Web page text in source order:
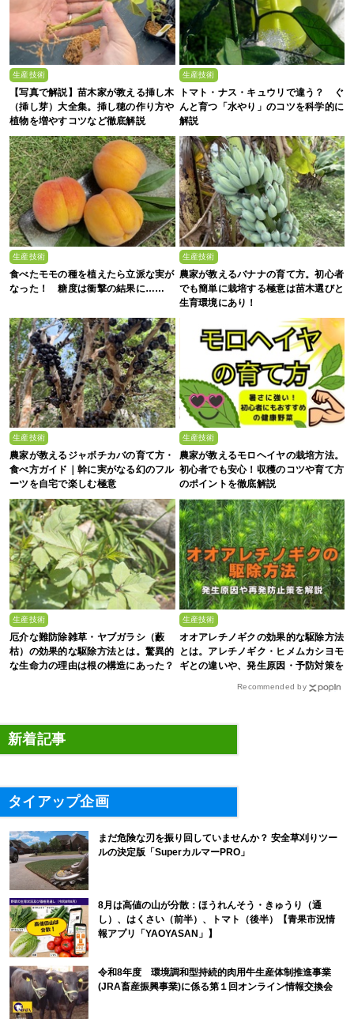
生産技術
【写真で解説】苗木家が教える挿し木
（挿し芽）大全集。挿し穂の作り方や
植物を増やすコツなど徹底解説
生産技術
トマト・ナス・キュウリで違う？ ぐ
んと育つ「水やり」のコツを科学的に
解説
生産技術
食べたモモの種を植えたら立派な実が
なった！ 糖度は衝撃の結果に……
生産技術
農家が教えるバナナの育て方。初心者
でも簡単に栽培する極意は苗木選びと
生育環境にあり！
生産技術
農家が教えるジャボチカバの育て方・
食べ方ガイド｜幹に実がなる幻のフル
ーツを自宅で楽しむ極意
生産技術
農家が教えるモロヘイヤの栽培方法。
初心者でも安心！収穫のコツや育て方
のポイントを徹底解説
生産技術
厄介な難防除雑草・ヤブガラシ（藪
枯）の効果的な駆除方法とは。驚異的
な生命力の理由は根の構造にあった？
生産技術
オオアレチノギクの効果的な駆除方法
とは。アレチノギク・ヒメムカシヨモ
ギとの違いや、発生原因・予防対策を
Recommended by
新着記事
タイアップ企画
まだ危険な刃を振り回していませんか？ 安全草刈りツー
ルの決定版「SuperカルマーPRO」
8月は高値の山が分散：ほうれんそう・きゅうり（通
し）、はくさい（前半）、トマト（後半）【青果市況情
報アプリ「YAOYASAN」】
令和8年度 環境調和型持続的肉用牛生産体制推進事業
(JRA畜産振興事業)に係る第１回オンライン情報交換会